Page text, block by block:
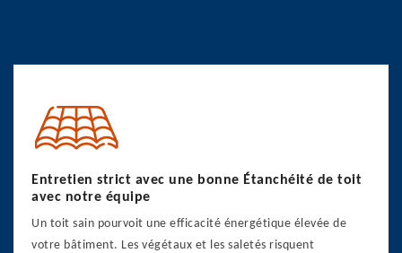
Entretien strict avec une bonne Étanchéité de toit
avec notre équipe
Un toit sain pourvoit une efficacité énergétique élevée de
votre bâtiment. Les végétaux et les saletés risquent